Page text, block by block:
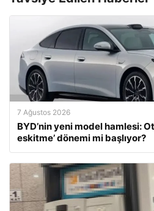
7 Ağustos 2026
BYD’nin yeni model hamlesi:
eskitme’ dönemi mi başlıyor?